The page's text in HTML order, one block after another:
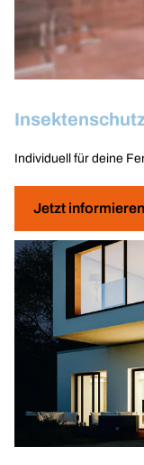
Individuell für deine
Jetzt informieren